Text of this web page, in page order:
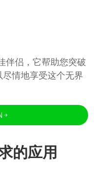
伴侣，它帮助您突破
情地享受这个无界
的应用